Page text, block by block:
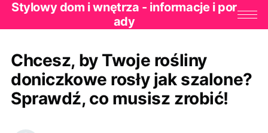
Stylowy dom i wnętrza - informacje i por
ady
Chcesz, by Twoje rośliny
doniczkowe rosły jak szalone?
Sprawdź, co musisz zrobić!